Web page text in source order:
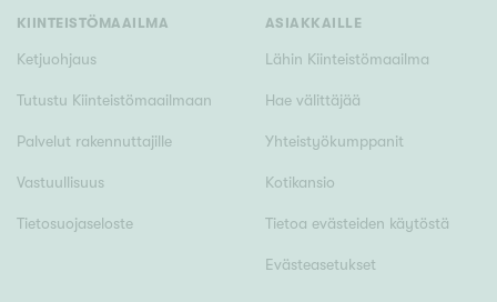
KIINTEISTÖMAAILMA
Ketjuohjaus
Tutustu Kiinteistömaailmaan
Palvelut rakennuttajille
Vastuullisuus
Tietosuojaseloste
ASIAKKAILLE
Lähin Kiinteistömaailma
Hae välittäjää
Yhteistyökumppanit
Kotikansio
Tietoa evästeiden käytöstä
Evästeasetukset